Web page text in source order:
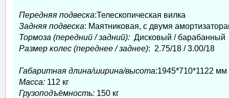
Передняя подвеска:Телескопическая вилка
Задняя подвеска: Маятниковая, с двумя
Тормоза (передний / задний): Дисковый / барабанный
Размер колес (переднее / заднее): 2.75/18 / 3.00/18
Габаритная длина/ширина/высота:1945*710*1122 мм
Масса: 112 кг
Грузоподъёмность: 150 кг